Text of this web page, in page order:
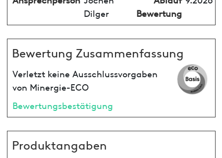
Dilger
Bewertung
Bewertung Zusammenfassung
Verletzt keine Ausschlussvorgaben
von Minergie-ECO
Bewertungsbestätigung
Produktangaben